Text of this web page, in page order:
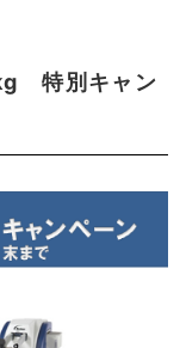
特別キャン